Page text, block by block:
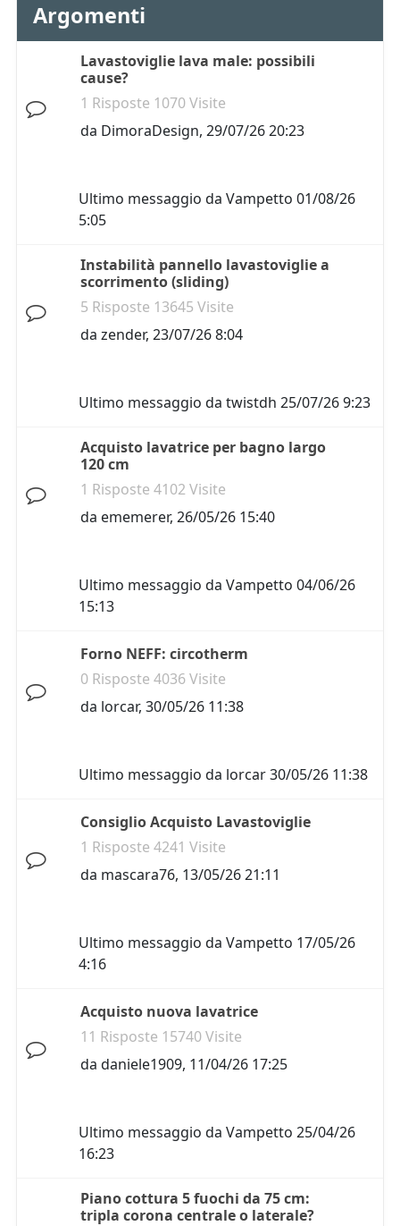
Argomenti
Lavastoviglie lava male: possibili
cause?
1 Risposte 1070 Visite
da DimoraDesign, 29/07/26 20:23
Ultimo messaggio da Vampetto 01/08/26
5:05
Instabilità pannello lavastoviglie a
scorrimento (sliding)
5 Risposte 13645 Visite
da zender, 23/07/26 8:04
Ultimo messaggio da twistdh 25/07/26 9:23
Acquisto lavatrice per bagno largo
120 cm
1 Risposte 4102 Visite
da ememerer, 26/05/26 15:40
Ultimo messaggio da Vampetto 04/06/26
15:13
Forno NEFF: circotherm
0 Risposte 4036 Visite
da lorcar, 30/05/26 11:38
Ultimo messaggio da lorcar30/05/26 11:38
Consiglio Acquisto Lavastoviglie
1 Risposte 4241 Visite
da mascara76, 13/05/26 21:11
Ultimo messaggio da Vampetto 17/05/26
4:16
Acquisto nuova lavatrice
11 Risposte 15740 Visite
da daniele1909, 11/04/26 17:25
Ultimo messaggio da Vampetto 25/04/26
16:23
Piano cottura 5 fuochi da 75 cm:
tripla corona centrale o laterale?